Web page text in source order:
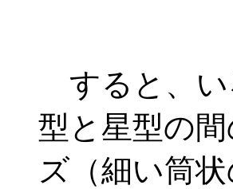
すると、い
型と星型の
ズ（細い筒